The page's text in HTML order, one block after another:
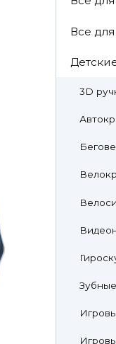
Все
3D